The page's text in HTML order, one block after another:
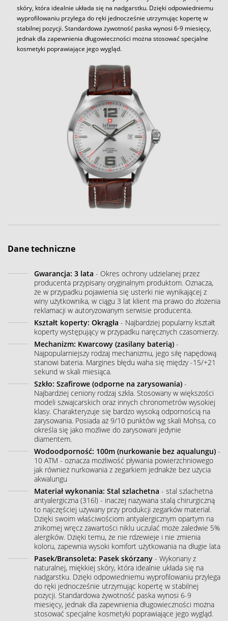
skóry, która idealnie układa się na nadgarstku. Dzięki odpowiedniemu
wyprofilowaniu przylega do ręki jednocześnie utrzymując kopertę w
stabilnej pozycji. Standardowa żywotność paska wynosi 6-9 miesięcy,
jednak dla zapewnienia długowieczności można stosować specjalne
kosmetyki poprawiające jego wygląd.
Dane techniczne
Gwarancja: 3 lata - Okres ochrony udzielanej przez
producenta przypisany oryginalnym produktom. Oznacza,
że w przypadku pojawienia się usterki nie wynikającej z
winy użytkownika, w ciągu 3 lat klient ma prawo do złożenia
reklamacji w autoryzowanym serwisie producenta.
Kształt koperty: Okrągła - Najbardziej popularny kształt
koperty występujący w przypadku naręcznych czasomierzy.
Mechanizm: Kwarcowy (zasilany baterią) -
Najpopularniejszy rodzaj mechanizmu, jego siłę napędową
stanowi bateria. Margines błędu waha się między -15/+21
sekund w skali miesiąca.
Szkło: Szafirowe (odporne na zarysowania) -
Najbardziej ceniony rodzaj szkła. Stosowany w większości
modeli szwajcarskich oraz innych chronometrów wysokiej
klasy. Charakteryzuje się bardzo wysoką odpornością na
zarysowania. Posiada aż 9/10 punktów wg skali Mohsa, co
określa się jako możliwe do zarysowani jedynie
diamentem.
Wodoodporność: 100m (nurkowanie bez aqualungu) -
10 ATM - oznacza możliwość pływania powierzchniowego
jak również nurkowania z zegarkiem jednakże bez użycia
akwalungu
Materiał wykonania: Stal szlachetna - stal szlachetna
antyalergiczna (316l) - inaczej nazywana stalą chirurgiczną
to najczęściej używany przy produkcji zegarków materiał.
Dzięki swoim właściwościom antyalergicznym opartym na
znikomej wręcz zawartości niklu uczulać może zaledwie 5%
alergików. Dzięki temu, że nie rdzewieje i nie zmienia
koloru, zapewnia wysoki komfort użytkowania na długie lata
Pasek/Bransoleta: Pasek skórzany - Wykonany z
naturalnej, miękkiej skóry, która idealnie układa się na
nadgarstku. Dzięki odpowiedniemu wyprofilowaniu przylega
do ręki jednocześnie utrzymując kopertę w stabilnej
pozycji. Standardowa żywotność paska wynosi 6-9
miesięcy, jednak dla zapewnienia długowieczności można
stosować specjalne kosmetyki poprawiające jego wygląd.